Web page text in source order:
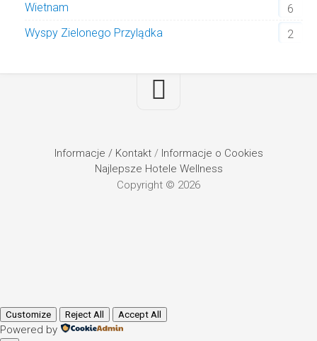
Wietnam
6
Wyspy Zielonego Przylądka
2
Informacje / Kontakt/ Informacje o Cookies
Najlepsze Hotele Wellness
Copyright © 2026
Customize Reject All Accept All
Powered by